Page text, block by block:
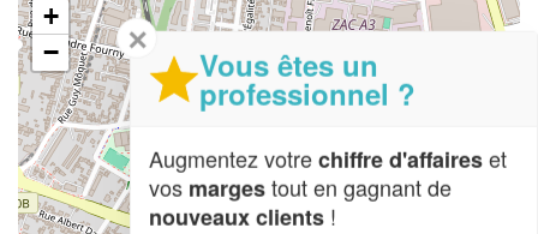
+
−
✕
Vous êtes un
professionnel ?
Augmentez votrechiffre d'affaireset
vos margestout en gagnant de
nouveaux clients !